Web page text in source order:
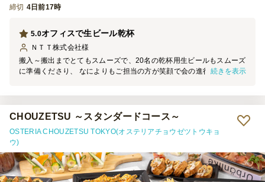
締切 4日前17時
オフィスで生ビール乾杯
5.0
ＮＴＴ株式会社様
搬入～搬出までとてもスムーズで、20名の乾杯用生ビールもスムーズ
に準備くださり、 なによりもご担当の方が笑顔で会の進行に合わせ
続きを表示
CHOUZETSU ～スタンダードコース～
OSTERIA CHOUZETSU TOKYO(オステリアチョウゼツトウキョ
ウ)